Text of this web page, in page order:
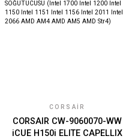
CORSAIR
CORSAIR CW-9060070-WW
iCUE H150i ELITE CAPELLIX